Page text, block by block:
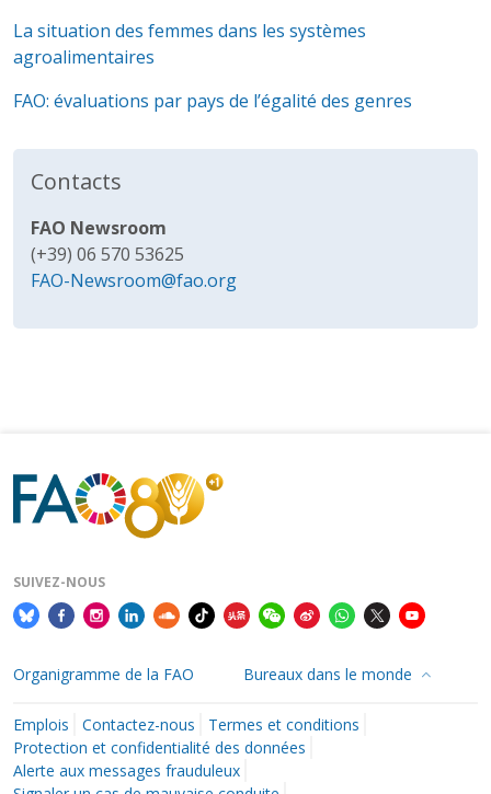
La situation des femmes dans les systèmes
agroalimentaires
FAO: évaluations par pays de l’égalité des genres
Contacts
FAO Newsroom
(+39) 06 570 53625
FAO-Newsroom@fao.org
SUIVEZ-NOUS
Organigramme de la FAO Bureaux dans le monde
Emplois Contactez-nous
Termes et conditions
Protection et confidentialité des données
Alerte aux messages frauduleux